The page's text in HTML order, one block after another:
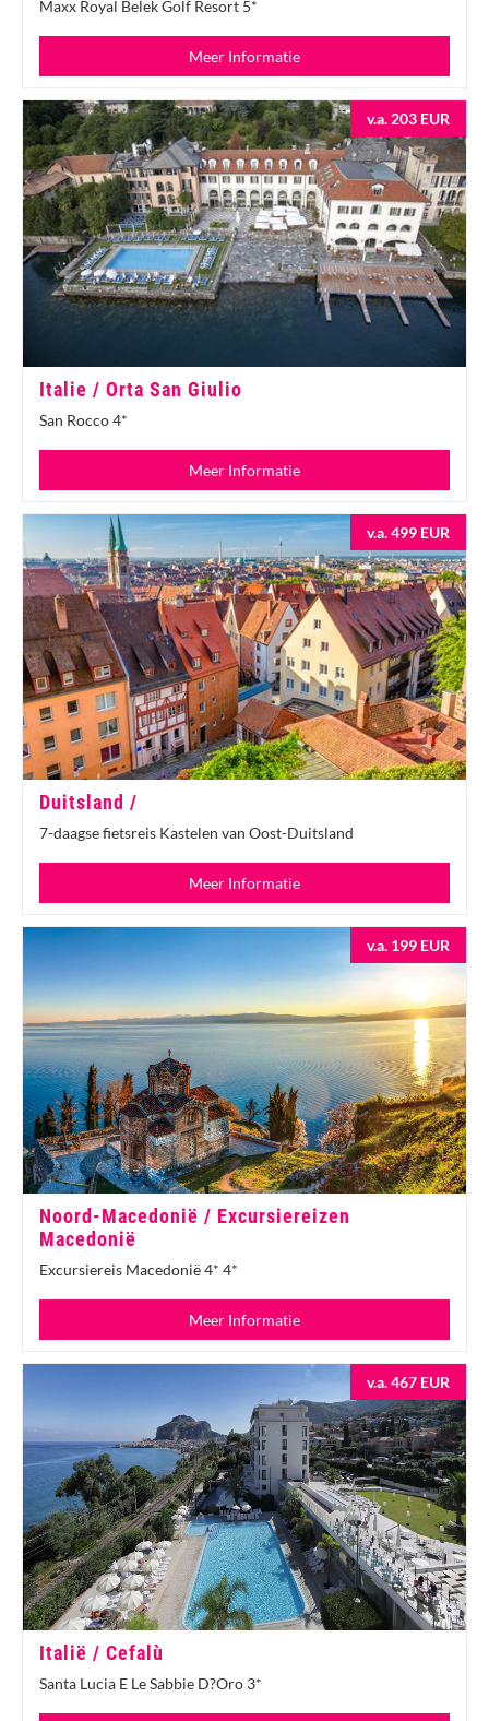
Maxx Royal Belek Golf Resort 5*
Meer Informatie
v.a. 203 EUR
Italie / Orta San Giulio
San Rocco 4*
Meer Informatie
v.a. 499 EUR
Duitsland /
7-daagse fietsreis Kastelen van Oost-Duitsland
Meer Informatie
v.a. 199 EUR
Noord-Macedonië / Excursiereizen
Macedonië
Excursiereis Macedonië 4* 4*
Meer Informatie
v.a. 467 EUR
Italië / Cefalù
Santa Lucia E Le Sabbie D?Oro 3*